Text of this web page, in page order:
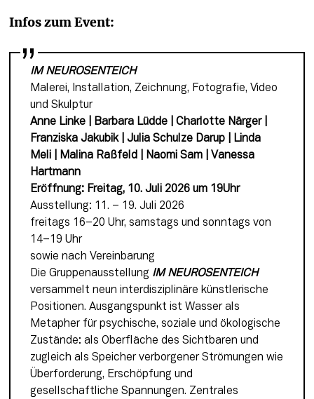
Infos zum Event:
IM NEUROSENTEICH
Malerei, Installation, Zeichnung, Fotografie, Video
und Skulptur
Anne Linke | Barbara Lüdde | Charlotte Närger |
Franziska Jakubik | Julia Schulze Darup | Linda
Meli | Malina Raßfeld | Naomi Sam | Vanessa
Hartmann
Eröffnung: Freitag, 10. Juli 2026 um 19Uhr
Ausstellung: 11. – 19. Juli 2026
freitags 16–20 Uhr, samstags und sonntags von
14–19 Uhr
sowie nach Vereinbarung
Die Gruppenausstellung IM NEUROSENTEICH
versammelt neun interdisziplinäre künstlerische
Positionen. Ausgangspunkt ist Wasser als
Metapher für psychische, soziale und ökologische
Zustände: als Oberfläche des Sichtbaren und
zugleich als Speicher verborgener Strömungen wie
Überforderung, Erschöpfung und
gesellschaftliche Spannungen. Zentrales